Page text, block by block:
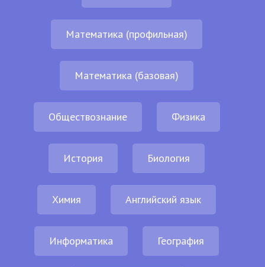
Математика (профильная)
Математика (базовая)
Обществознание Физика
История Биология
Химия Английский язык
Информатика География